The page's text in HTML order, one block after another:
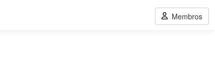
Membros